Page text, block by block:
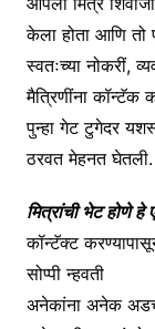
केला होता आणि तो
स्वतःच्या नोकरीं,
मैत्रिणींना कॉन्टॅक
पुन्हा गेट टुगेदर
ठरवत मेहनत घेतली.
मित्रांची भेट होणे
कॉन्टॅक्ट
सोप्पी न्हवती
अनेकांना अनेक